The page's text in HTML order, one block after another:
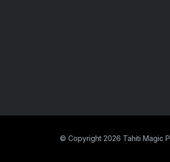
© Copyright 2026 Tahiti Magic